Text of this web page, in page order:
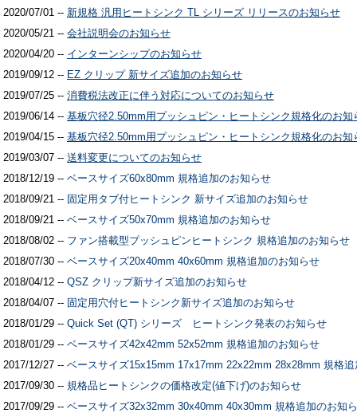
2020/07/01 -- 新規格 汎用ヒートシンク TL シリーズ リリースのお知らせ
2020/05/21 -- 会社説明会のお知らせ
2020/04/20 -- インターンシップのお知らせ
2019/09/12 -- EZ クリップ 新サイズ追加のお知らせ
2019/07/25 -- 消費税法改正に伴う対応についてのお知らせ
2019/06/14 -- 基板穴径2.50mm用プッシュピン・ヒートシンク規格化のお知
2019/04/15 -- 基板穴径2.50mm用プッシュピン・ヒートシンク規格化のお知
2019/03/07 -- 送料変更についてのお知らせ
2018/12/19 -- ベースサイズ60x80mm 規格追加のお知らせ
2018/09/21 -- 固定用タブ付ヒートシンク 新サイズ追加のお知らせ
2018/09/21 -- ベースサイズ50x70mm 規格追加のお知らせ
2018/08/02 -- ファン搭載型プッシュピンヒートシンク 規格追加のお知らせ
2018/07/30 -- ベースサイズ20x40mm 40x60mm 規格追加のお知らせ
2018/04/12 -- QSZ クリップ新サイズ追加のお知らせ
2018/04/07 -- 固定用穴付ヒートシンク新サイズ追加のお知らせ
2018/01/29 -- Quick Set (QT) シリーズ ヒートシンク発表のお知らせ
2018/01/29 -- ベースサイズ42x42mm 52x52mm 規格追加のお知らせ
2017/12/27 -- ベースサイズ15x15mm 17x17mm 22x22mm 28x28mm 規格
2017/09/30 -- 規格品ヒートシンクの価格改定(値下げ)のお知らせ
2017/09/29 -- ベースサイズ32x32mm 30x40mm 40x30mm 規格追加のお知